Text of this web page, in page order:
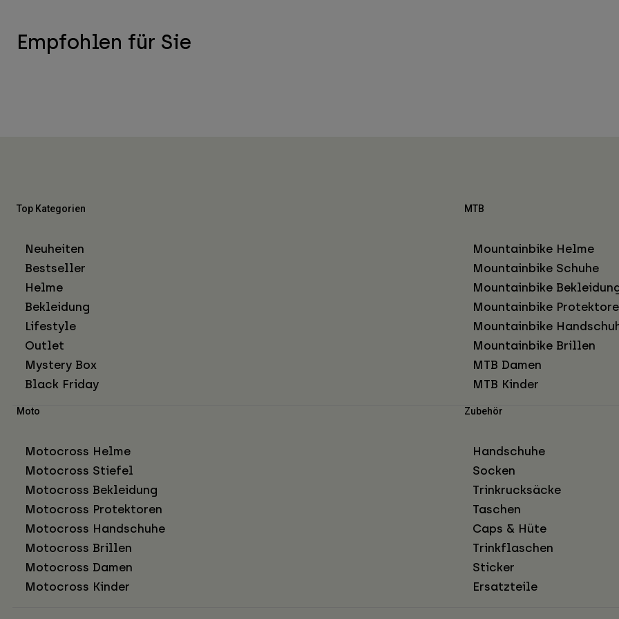
Empfohlen für Sie
Top Kategorien
Neuheiten
Bestseller
Helme
Bekleidung
Lifestyle
Outlet
Mystery Box
Black Friday
MTB
Mountainbike Helme
Mountainbike Schuhe
Mountainbike
Mountainbike
Mountainbike
Mountainbike Brillen
MTB Damen
MTB Kinder
Moto
Motocross Helme
Motocross Stiefel
Motocross Bekleidung
Motocross Protektoren
Motocross Handschuhe
Motocross Brillen
Motocross Damen
Motocross Kinder
Zubehör
Handschuhe
Socken
Trinkrucksäcke
Taschen
Caps & Hüte
Trinkflaschen
Sticker
Ersatzteile